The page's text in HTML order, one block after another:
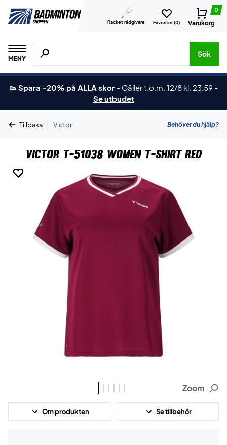
Racket rådgivare Favoriter (0)
0
Varukorg
MENY
Sök efter produkter, märken osv.
Sök
👟 Spara -20% på ALLA skor - Gäller t.o.m. 12/8 kl. 23:59 -
Se utbudet
Tillbaka | Victor Behöver du hjälp?
Victor T-51038 Women T-shirt Red
Zoom
Om produkten Se tillbehör